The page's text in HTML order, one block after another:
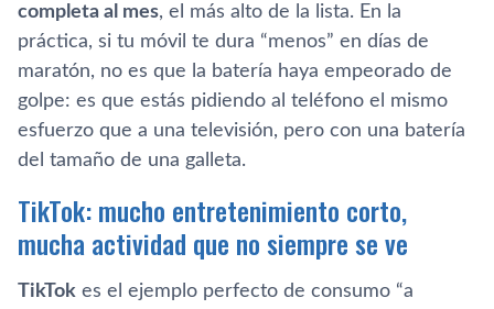
completa al mes, el más alto de la lista. En la
práctica, si tu móvil te dura “menos” en días de
maratón, no es que la batería haya empeorado de
golpe: es que estás pidiendo al teléfono el mismo
esfuerzo que a una televisión, pero con una batería
del tamaño de una galleta.
TikTok: mucho entretenimiento corto,
mucha actividad que no siempre se ve
TikTok es el ejemplo perfecto de consumo “a